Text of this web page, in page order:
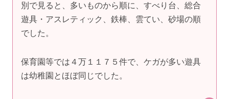
別で見ると、多いものから順に、すべり台、総合
遊具・アスレティック、鉄棒、雲てい、砂場の順
でした。
保育園等では４万１１７５件で、ケガが多い遊具
は幼稚園とほぼ同じでした。